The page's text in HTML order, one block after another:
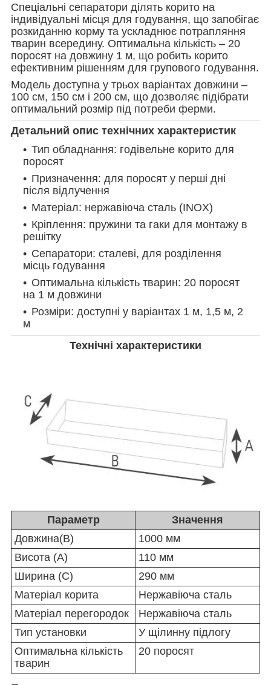
Спеціальні сепаратори ділять корито на
індивідуальні місця для годування, що запобігає
розкиданню корму та ускладнює потрапляння
тварин всередину. Оптимальна кількість – 20
поросят на довжину 1 м, що робить корито
ефективним рішенням для групового годування.
Модель доступна у трьох варіантах довжини –
100 см, 150 см і 200 см, що дозволяє підібрати
оптимальний розмір під потреби ферми.
Детальний опис технічних характеристик
Тип обладнання: годівельне корито для
поросят
Призначення: для поросят у перші дні
після відлучення
Матеріал: нержавіюча сталь (INOX)
Кріплення: пружини та гаки для монтажу в
решітку
Сепаратори: сталеві, для розділення
місць годування
Оптимальна кількість тварин: 20 поросят
на 1 м довжини
Розміри: доступні у варіантах 1 м, 1,5 м, 2
м
Технічні характеристики
Параметр
Значення
Довжина(B)
1000 мм
Висота (A)
110 мм
Ширина (C)
290 мм
Матеріал корита
Нержавіюча сталь
Матеріал перегородок
Нержавіюча сталь
Тип установки
У щілинну підлогу
Оптимальна кількість
тварин
20 поросят